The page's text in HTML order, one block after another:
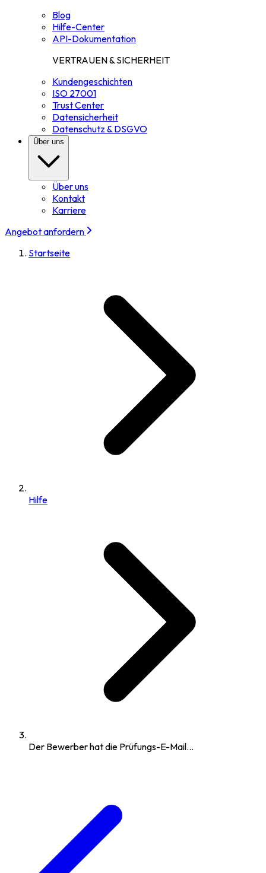
Blog
Hilfe-Center
API-Dokumentation
VERTRAUEN & SICHERHEIT
Kundengeschichten
ISO 27001
Trust Center
Datensicherheit
Datenschutz & DSGVO
Über uns
Über uns
Kontakt
Karriere
Angebot anfordern
Startseite
Hilfe
Der Bewerber hat die Prüfungs-E-Mail...